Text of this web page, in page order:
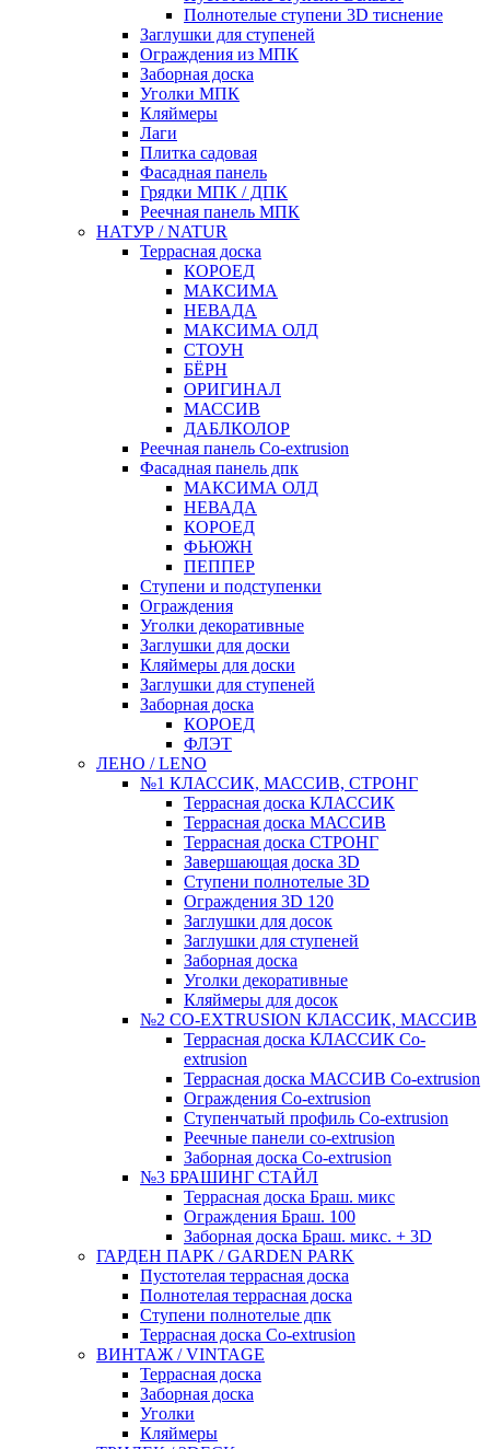
Полнотелые ступени 3D тиснение
Заглушки для ступеней
Ограждения из МПК
Заборная доска
Уголки МПК
Кляймеры
Лаги
Плитка садовая
Фасадная панель
Грядки МПК / ДПК
Реечная панель МПК
НАТУР / NATUR
Террасная доска
КОРОЕД
МАКСИМА
НЕВАДА
МАКСИМА ОЛД
СТОУН
БЁРН
ОРИГИНАЛ
МАССИВ
ДАБЛКОЛОР
Реечная панель Co-extrusion
Фасадная панель дпк
МАКСИМА ОЛД
НЕВАДА
КОРОЕД
ФЬЮЖН
ПЕППЕР
Ступени и подступенки
Ограждения
Уголки декоративные
Заглушки для доски
Кляймеры для доски
Заглушки для ступеней
Заборная доска
КОРОЕД
ФЛЭТ
ЛЕНО / LENO
№1 КЛАССИК, МАССИВ, СТРОНГ
Террасная доска КЛАССИК
Террасная доска МАССИВ
Террасная доска СТРОНГ
Завершающая доска 3D
Ступени полнотелые 3D
Ограждения 3D 120
Заглушки для досок
Заглушки для ступеней
Заборная доска
Уголки декоративные
Кляймеры для досок
№2 CO-EXTRUSION КЛАССИК, МАССИВ
Террасная доска КЛАССИК Co-
extrusion
Террасная доска МАССИВ Co-extrusion
Ограждения Co-extrusion
Ступенчатый профиль Co-extrusion
Реечные панели co-extrusion
Заборная доска Co-extrusion
№3 БРАШИНГ СТАЙЛ
Террасная доска Браш. микс
Ограждения Браш. 100
Заборная доска Браш. микс. + 3D
ГАРДЕН ПАРК / GARDEN PARK
Пустотелая террасная доска
Полнотелая террасная доска
Ступени полнотелые дпк
Террасная доска Co-extrusion
ВИНТАЖ / VINTAGE
Террасная доска
Заборная доска
Уголки
Кляймеры